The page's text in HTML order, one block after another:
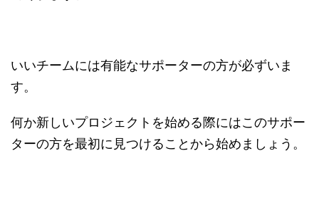
いいチームには有能なサポーターの方が必ずいま
す。
何か新しいプロジェクトを始める際にはこのサポー
ターの方を最初に見つけることから始めましょう。